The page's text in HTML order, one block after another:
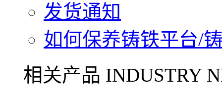
发货通知
如何保养铸铁平台/
相关产品 INDUSTRY